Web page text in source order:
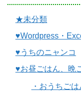
★未分類
♥Wordpress・
♥うちのニャンコ
♥お昼ごはん、晩
・おうちごは